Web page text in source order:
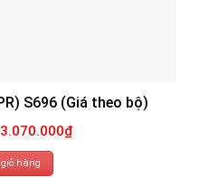
S696 (Giá theo bộ)
Giá
gốc
3.270.000₫.
3.070.000₫Giá
hiện
hàng